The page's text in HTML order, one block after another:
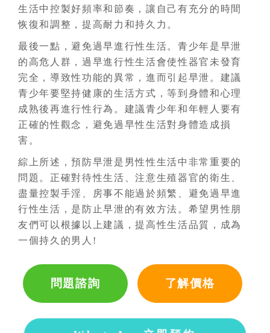
生活中控製好頻率和節奏，讓自己有充分的時間
恢復和調整，提高耐力和持久力。
最後一點，避免過早進行性生活。青少年是早泄
的高危人群，過早進行性生活會使性器官未發育
完全，導致性功能的異常，進而引起早泄。建議
青少年要堅持健康的生活方式，等到身體和心理
成熟後再進行性行為。建議青少年和年輕人要有
正確的性觀念，避免過早性生活對身體造成損
害。
綜上所述，預防早泄是男性性生活中非常重要的
問題。正確對待性生活、注意生殖器官的衛生、
盡量控製手淫、房事不能過於頻繁、避免過早進
行性生活，是防止早泄的有效方法。希望男性朋
友們可以根據以上建議，提高性生活品質，成為
一個持久的男人!
問題諮詢 了解價格